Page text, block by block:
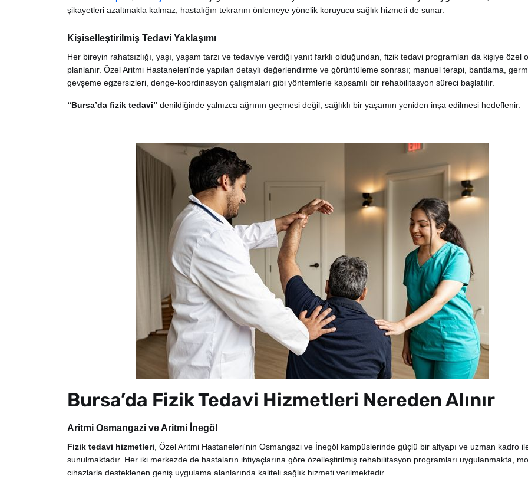
şikayetleri azaltmakla kalmaz; hastalığın tekrarını önlemeye yönelik koruyucu sağlık hizmeti de sunar.
Kişiselleştirilmiş Tedavi Yaklaşımı
Her bireyin rahatsızlığı, yaşı, yaşam tarzı ve tedaviye verdiği yanıt farklı olduğundan, fizik tedavi programları da kişiye özel
planlanır. Özel Aritmi Hastaneleri'nde yapılan detaylı değerlendirme ve görüntüleme sonrası; manuel terapi, bantlama,
gevşeme egzersizleri, denge-koordinasyon çalışmaları gibi yöntemlerle kapsamlı bir rehabilitasyon süreci başlatılır.
“Bursa’da fizik tedavi” denildiğinde yalnızca ağrının geçmesi değil; sağlıklı bir yaşamın yeniden inşa edilmesi hedeflenir.
.
Bursa’da Fizik Tedavi Hizmetleri Nereden Alınır
Aritmi Osmangazi ve Aritmi İnegöl
Fizik tedavi hizmetleri, Özel Aritmi Hastaneleri'nin Osmangazi ve İnegöl kampüslerinde güçlü bir altyapı ve uzman kadro
sunulmaktadır. Her iki merkezde de hastaların ihtiyaçlarına göre özelleştirilmiş rehabilitasyon programları uygulanmakta,
cihazlarla desteklenen geniş uygulama alanlarında kaliteli sağlık hizmeti verilmektedir.